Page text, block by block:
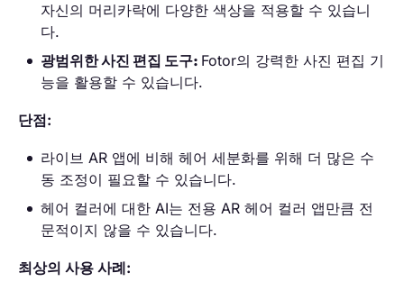
자신의 머리카락에 다양한 색상을 적용할 수 있습니
다.
광범위한 사진 편집 도구: Fotor의 강력한 사진 편집 기
능을 활용할 수 있습니다.
단점:
라이브 AR 앱에 비해 헤어 세분화를 위해 더 많은 수
동 조정이 필요할 수 있습니다.
헤어 컬러에 대한 AI는 전용 AR 헤어 컬러 앱만큼 전
문적이지 않을 수 있습니다.
최상의 사용 사례: